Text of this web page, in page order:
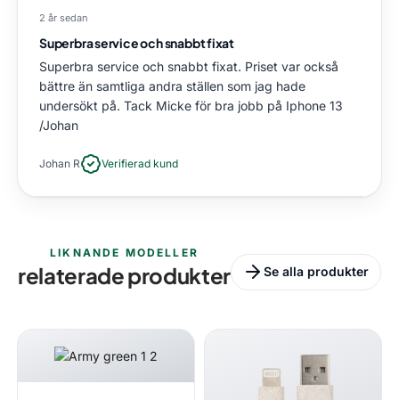
2 år sedan
Superbra service och snabbt fixat
Superbra service och snabbt fixat. Priset var också
bättre än samtliga andra ställen som jag hade
undersökt på. Tack Micke för bra jobb på Iphone 13
/Johan
Johan R Verifierad kund
LIKNANDE MODELLER
relaterade produkter Se alla produkter